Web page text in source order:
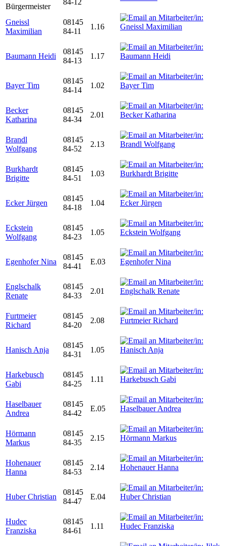
Bürgermeister
84-12
Gneissl
Maximilian
08145
84-11
1.16
Baumann Heidi
08145
84-13
1.17
Bayer Tim
08145
84-14
1.02
Becker
Katharina
08145
84-34
2.01
Brandl
Wolfgang
08145
84-52
2.13
Burkhardt
Brigitte
08145
84-51
1.03
Ecker Jürgen
08145
84-18
1.04
Eckstein
Wolfgang
08145
84-23
1.05
Egenhofer Nina
08145
84-41
E.03
Englschalk
Renate
08145
84-33
2.01
Furtmeier
Richard
08145
84-20
2.08
Hanisch Anja
08145
84-31
1.05
Harkebusch
Gabi
08145
84-25
1.11
Haselbauer
Andrea
08145
84-42
E.05
Hörmann
Markus
08145
84-35
2.15
Hohenauer
Hanna
08145
84-53
2.14
Huber Christian
08145
84-47
E.04
Hudec
Franziska
08145
84-61
1.11